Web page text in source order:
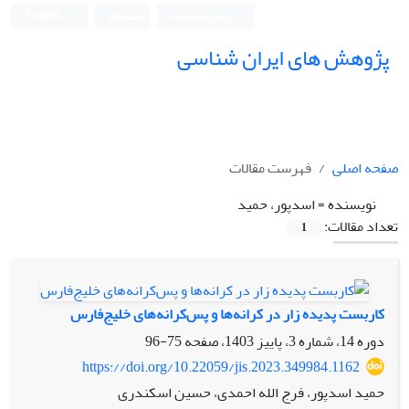
پژوهش های ایران شناسی
صفحه اصلی
فهرست مقالات
نویسنده =اسدپور، حمید
تعداد مقالات:
1
کاربست پدیده زار در کرانه‌ها و پس‌کرانه‌های خلیج‌فارس
دوره 14، شماره 3، پاییز 1403، صفحه
75-96
https://doi.org/10.22059/jis.2023.349984.1162
حمید اسدپور، فرج الله احمدی، حسین اسکندری